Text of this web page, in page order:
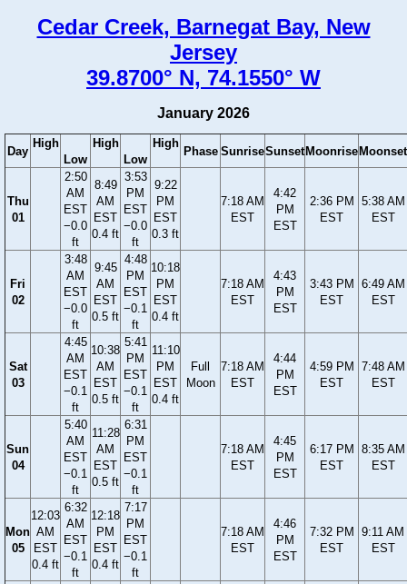
Cedar Creek, Barnegat Bay, New
Jersey
39.8700° N, 74.1550° W
January 2026
Day
High
Low
High
Low
High
Phase SunriseSunset Moonrise Moonset
Thu
01
2:50
AM
EST
−0.0
ft
8:49
AM
EST
0.4 ft
3:53
PM
EST
−0.0
ft
9:22
PM
EST
0.3 ft
7:18 AM
EST
4:42
PM
EST
2:36 PM
EST
5:38 AM
EST
Fri
02
3:48
AM
EST
−0.0
ft
9:45
AM
EST
0.5 ft
4:48
PM
EST
−0.1
ft
10:18
PM
EST
0.4 ft
7:18 AM
EST
4:43
PM
EST
3:43 PM
EST
6:49 AM
EST
Sat
03
4:45
AM
EST
−0.1
ft
10:38
AM
EST
0.5 ft
5:41
PM
EST
−0.1
ft
11:10
PM
EST
0.4 ft
Full
Moon
7:18 AM
EST
4:44
PM
EST
4:59 PM
EST
7:48 AM
EST
Sun
04
5:40
AM
EST
−0.1
ft
11:28
AM
EST
0.5 ft
6:31
PM
EST
−0.1
ft
7:18 AM
EST
4:45
PM
EST
6:17 PM
EST
8:35 AM
EST
Mon
05
12:03
AM
EST
0.4 ft
6:32
AM
EST
−0.1
ft
12:18
PM
EST
0.4 ft
7:17
PM
EST
−0.1
ft
7:18 AM
EST
4:46
PM
EST
7:32 PM
EST
9:11 AM
EST